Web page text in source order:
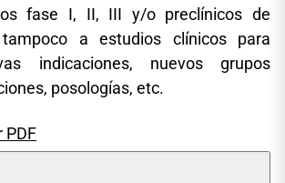
fase I, II, III y/o preclínicos de
a estudios clínicos para
indicaciones, nuevos grupos
posologías, etc.
PDF